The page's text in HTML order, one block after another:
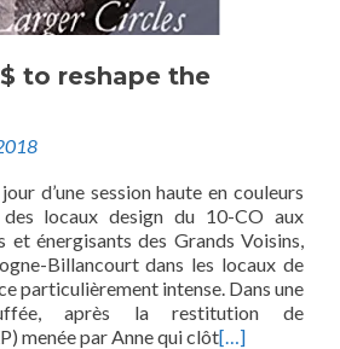
to reshape the
d’une session haute en couleurs
locaux design du 10-CO aux
et énergisants des Grands Voisins,
Billancourt dans les locaux de
particulièrement intense. Dans une
après la restitution de
menée par Anne qui clôt[…]